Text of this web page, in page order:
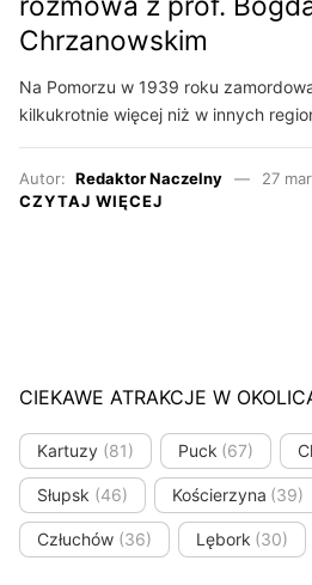
Chrzanowskim
Na Pomorzu w 1939 roku
kilkukrotnie więcej niż w innych
Autor: Redaktor Naczelny
27
CZYTAJ WIĘCEJ
CIEKAWE ATRAKCJE W
Kartuzy (81) Puck (67)
Słupsk (46) Kościerzyna (39)
Człuchów (36) Lębork (30)